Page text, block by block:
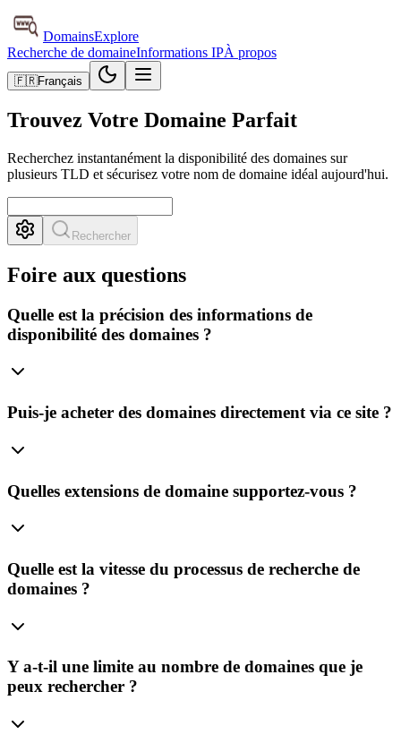
DomainsExplore
Recherche de domaineInformations IPÀ propos
🇫🇷Français
Trouvez Votre Domaine Parfait
Recherchez instantanément la disponibilité des domaines sur
plusieurs TLD et sécurisez votre nom de domaine idéal aujourd'hui.
Rechercher
Foire aux questions
Quelle est la précision des informations de
disponibilité des domaines ?
Puis-je acheter des domaines directement via ce site ?
Quelles extensions de domaine supportez-vous ?
Quelle est la vitesse du processus de recherche de
domaines ?
Y a-t-il une limite au nombre de domaines que je
peux rechercher ?